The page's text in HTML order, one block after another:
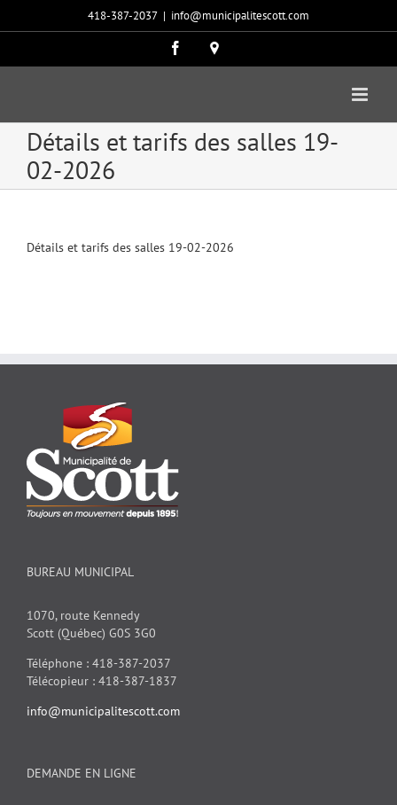
418-387-2037 | info@municipalitescott.com
Facebook
Carte
Détails et tarifs des salles 19-
02-2026
Détails et tarifs des salles 19-02-2026
BUREAU MUNICIPAL
1070, route Kennedy
Scott (Québec) G0S 3G0
Téléphone : 418-387-2037
Télécopieur : 418-387-1837
info@municipalitescott.com
DEMANDE EN LIGNE